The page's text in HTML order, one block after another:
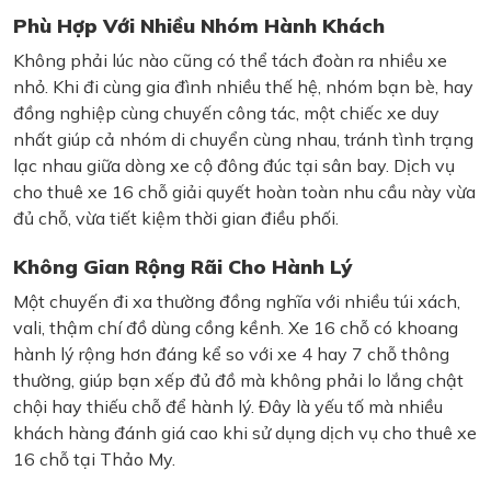
Phù Hợp Với Nhiều Nhóm Hành Khách
Không phải lúc nào cũng có thể tách đoàn ra nhiều xe
nhỏ. Khi đi cùng gia đình nhiều thế hệ, nhóm bạn bè, hay
đồng nghiệp cùng chuyến công tác, một chiếc xe duy
nhất giúp cả nhóm di chuyển cùng nhau, tránh tình trạng
lạc nhau giữa dòng xe cộ đông đúc tại sân bay. Dịch vụ
cho thuê xe 16 chỗ giải quyết hoàn toàn nhu cầu này vừa
đủ chỗ, vừa tiết kiệm thời gian điều phối.
Không Gian Rộng Rãi Cho Hành Lý
Một chuyến đi xa thường đồng nghĩa với nhiều túi xách,
vali, thậm chí đồ dùng cồng kềnh. Xe 16 chỗ có khoang
hành lý rộng hơn đáng kể so với xe 4 hay 7 chỗ thông
thường, giúp bạn xếp đủ đồ mà không phải lo lắng chật
chội hay thiếu chỗ để hành lý. Đây là yếu tố mà nhiều
khách hàng đánh giá cao khi sử dụng dịch vụ cho thuê xe
16 chỗ tại Thảo My.